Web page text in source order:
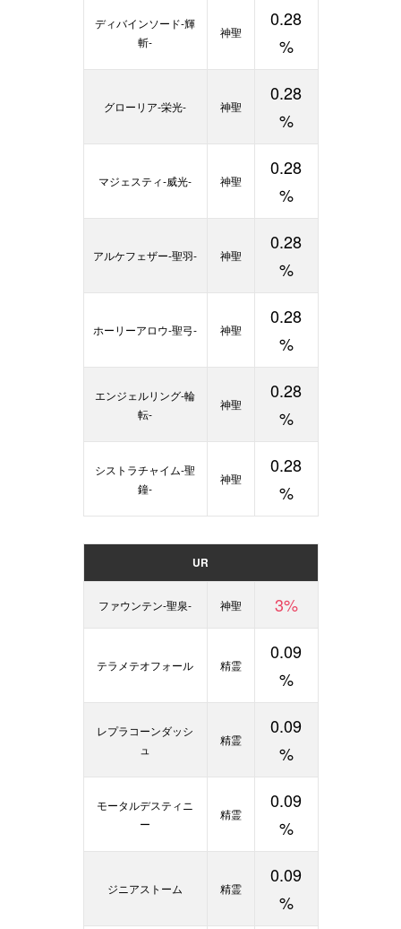
ディバインソード-輝
斬-
神聖
0.28
%
グローリア-栄光- 神聖
0.28
%
マジェスティ-威光- 神聖
0.28
%
アルケフェザー-聖羽- 神聖
0.28
%
ホーリーアロウ-聖弓- 神聖
0.28
%
エンジェルリング-輪
転-
神聖
0.28
%
シストラチャイム-聖
鐘-
神聖
0.28
%
UR
ファウンテン-聖泉- 神聖 3%
テラメテオフォール 精霊
0.09
%
レプラコーンダッシ
ュ
精霊
0.09
%
モータルデスティニ
ー
精霊
0.09
%
ジニアストーム 精霊
0.09
%